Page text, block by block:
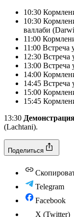
10:30
10:30
валлаби
11:00
11:00
12:30 Встреча
13:00 Встреча
14:00
14:45 Встреча
15:00
15:45
13:30
(Lachtani).
Поделиться
Telegram
Facebook
X (Twitter)